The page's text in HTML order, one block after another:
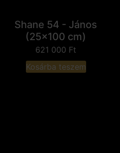
Shane 54 - János
(25x100 cm)
621 000 Ft
Kosárba teszem